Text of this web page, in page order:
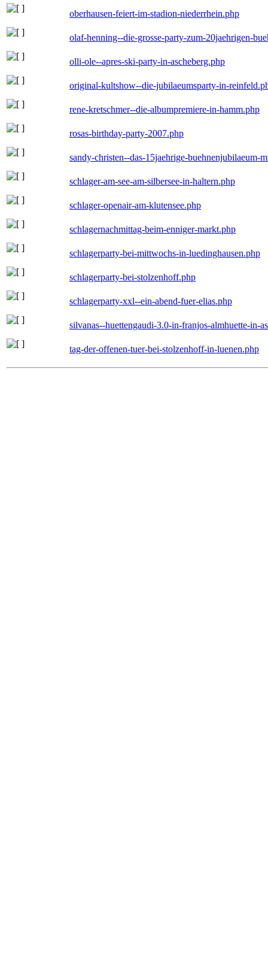
oberhausen-feiert-im-stadion-niederrhein.php
olaf-henning--die-grosse-party-zum-20jaehrigen-
olli-ole--apres-ski-party-in-ascheberg.php
original-kultshow--die-jubilaeumsparty-in-
rene-kretschmer--die-albumpremiere-in-hamm.php
rosas-birthday-party-2007.php
sandy-christen--das-15jaehrige-buehnenjubilaeum-
schlager-am-see-am-silbersee-in-haltern.php
schlager-openair-am-klutensee.php
schlagernachmittag-beim-enniger-markt.php
schlagerparty-bei-mittwochs-in-luedinghausen.php
schlagerparty-bei-stolzenhoff.php
schlagerparty-xxl--ein-abend-fuer-elias.php
silvanas--huettengaudi-3.0-in-franjos-almhuette-in-
tag-der-offenen-tuer-bei-stolzenhoff-in-luenen.php